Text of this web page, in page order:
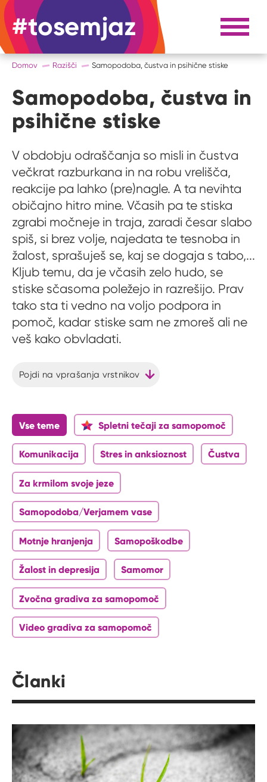
#tosemjaz #to sem jaz Razpri
Domov Razišči Samopodoba, čustva in psihične stiske
Samopodoba, čustva in
psihične stiske
V obdobju odraščanja so misli in čustva
večkrat razburkana in na robu vrelišča,
reakcije pa lahko (pre)nagle. A ta nevihta
običajno hitro mine. Včasih pa te stiska
zgrabi močneje in traja, zaradi česar slabo
spiš, si brez volje, najedata te tesnoba in
žalost, sprašuješ se, kaj se dogaja s tabo,...
Kljub temu, da je včasih zelo hudo, se
stiske sčasoma poležejo in razrešijo. Prav
tako sta ti vedno na voljo podpora in
pomoč, kadar stiske sam ne zmoreš ali ne
veš kako obvladati.
Pojdi na vprašanja vrstnikov
Vse teme Spletni tečaji za samopomoč
Komunikacija Stres in anksioznost Čustva
Za krmilom svoje jeze
Samopodoba/Verjamem vase
Motnje hranjenja Samopoškodbe
Žalost in depresija Samomor
Zvočna gradiva za samopomoč
Video gradiva za samopomoč
Članki